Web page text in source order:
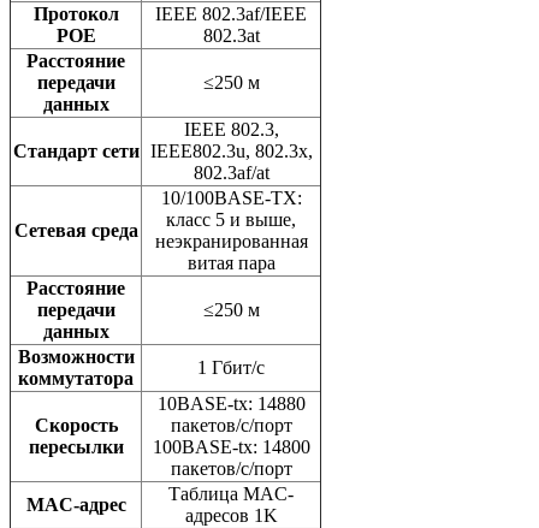
Протокол
POE
IEEE 802.3af/IEEE
802.3at
Расстояние
передачи
данных
≤250 м
Стандарт сети
IEEE 802.3,
IEEE802.3u, 802.3x,
802.3af/at
Сетевая среда
10/100BASE-TX:
класс 5 и выше,
неэкранированная
витая пара
Расстояние
передачи
данных
≤250 м
Возможности
коммутатора
1 Гбит/с
Скорость
пересылки
10BASE-tx: 14880
пакетов/с/порт
100BASE-tx: 14800
пакетов/с/порт
MAC-адрес
Таблица MAC-
адресов 1K